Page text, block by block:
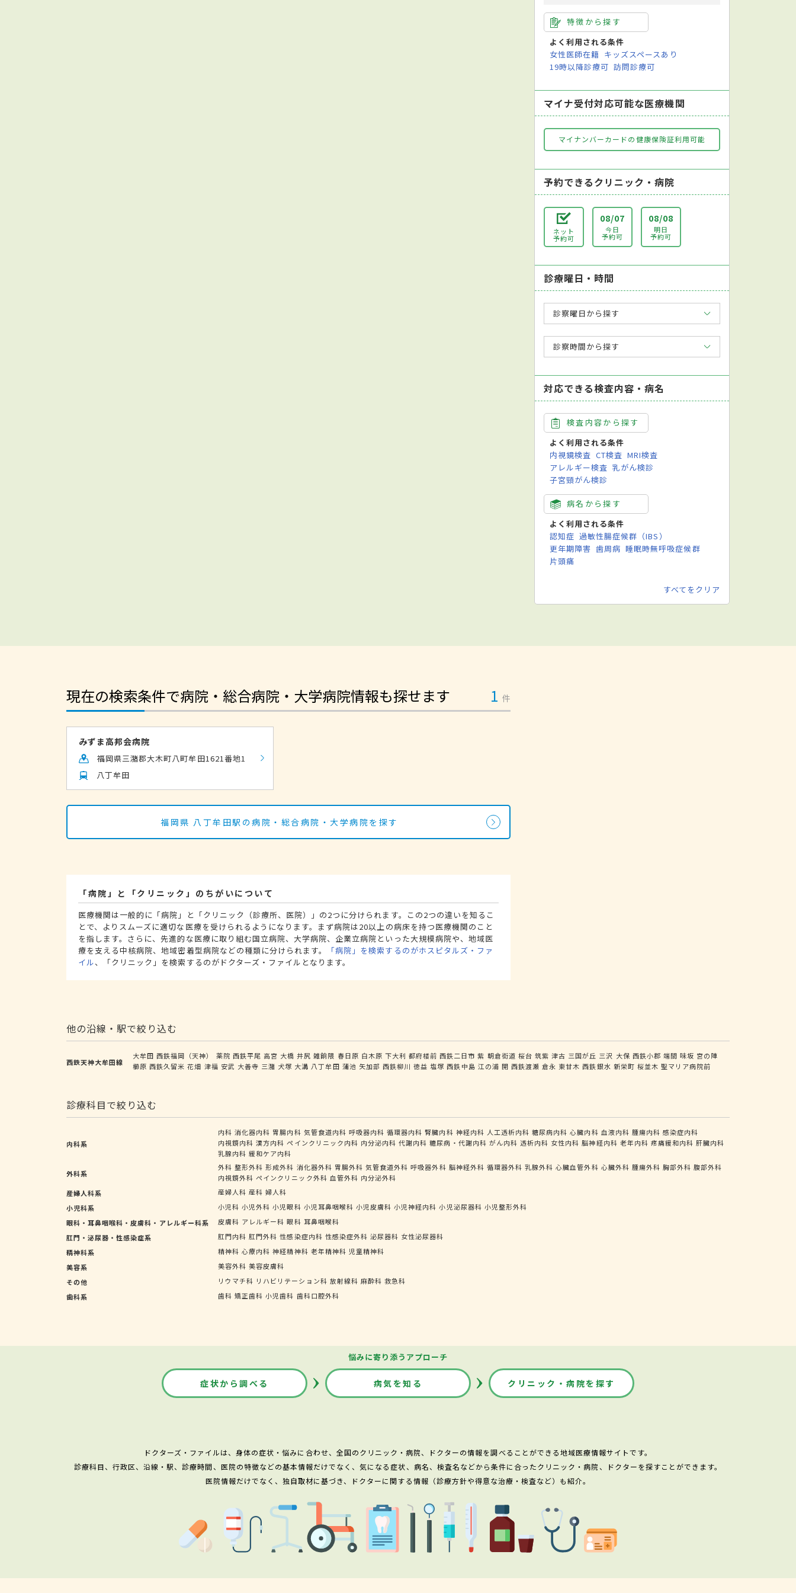
特徴から探す
よく利用される条件
女性医師在籍 キッズスペースあり
19時以降診療可 訪問診療可
マイナ受付対応可能な医療機関
マイナンバーカードの健康保険証利用可能
予約できるクリニック・病院
ネット
予約可
08/07
今日
予約可
08/08
明日
予約可
診療曜日・時間
診察曜日から探す
診察時間から探す
対応できる検査内容・病名
検査内容から探す
よく利用される条件
内視鏡検査 CT検査 MRI検査
アレルギー検査 乳がん検診
子宮頸がん検診
病名から探す
よく利用される条件
認知症 過敏性腸症候群（IBS）
更年期障害 歯周病 睡眠時無呼吸症候群
片頭痛
すべてをクリア
現在の検索条件で病院・総合病院・大学病院情報も探せます 1 件
みずま高邦会病院
福岡県三潴郡大木町八町牟田1621番地1
八丁牟田
福岡県 八丁牟田駅の病院・総合病院・大学病院を探す
「病院」と「クリニック」のちがいについて
医療機関は一般的に「病院」と「クリニック（診療所、医院）」の2つに分けられます。この2つの違いを知るこ
とで、よりスムーズに適切な医療を受けられるようになります。まず病院は20以上の病床を持つ医療機関のこと
を指します。さらに、先進的な医療に取り組む国立病院、大学病院、企業立病院といった大規模病院や、地域医
療を支える中核病院、地域密着型病院などの種類に分けられます。
「病院」を検索するのがホスピタルズ・ファ
イル、「クリニック」を検索するのがドクターズ・ファイルとなります。
他の沿線・駅で絞り込む
西鉄天神大牟田線
大牟田 西鉄福岡（天神） 薬院 西鉄平尾 高宮 大橋 井尻 雑餉隈 春日原 白木原 下大利 都府楼前 西鉄二日市 紫 朝倉街道 桜台 筑紫 津古 三国が丘 三沢 大保 西鉄小郡 端間 味坂 宮の陣
櫛原 西鉄久留米 花畑 津福 安武 大善寺 三潴 犬塚 大溝 八丁牟田 蒲池 矢加部 西鉄柳川 徳益 塩塚 西鉄中島 江の浦 開 西鉄渡瀬 倉永 東甘木 西鉄銀水 新栄町 桜並木 聖マリア病院前
診療科目で絞り込む
内科系
内科 消化器内科 胃腸内科 気管食道内科 呼吸器内科 循環器内科 腎臓内科 神経内科 人工透析内科 糖尿病内科 心臓内科 血液内科 腫瘍内科 感染症内科
内視鏡内科 漢方内科 ペインクリニック内科 内分泌内科 代謝内科 糖尿病・代謝内科 がん内科 透析内科 女性内科 脳神経内科 老年内科 疼痛緩和内科 肝臓内科
乳腺内科 緩和ケア内科
外科系
外科 整形外科 形成外科 消化器外科 胃腸外科 気管食道外科 呼吸器外科 脳神経外科 循環器外科 乳腺外科 心臓血管外科 心臓外科 腫瘍外科 胸部外科 腹部外科
内視鏡外科 ペインクリニック外科 血管外科 内分泌外科
産婦人科系
産婦人科 産科 婦人科
小児科系
小児科 小児外科 小児眼科 小児耳鼻咽喉科 小児皮膚科 小児神経内科 小児泌尿器科 小児整形外科
眼科・耳鼻咽喉科・皮膚科・アレルギー科系
皮膚科 アレルギー科 眼科 耳鼻咽喉科
肛門・泌尿器・性感染症系
肛門内科 肛門外科 性感染症内科 性感染症外科 泌尿器科 女性泌尿器科
精神科系
精神科 心療内科 神経精神科 老年精神科 児童精神科
美容系
美容外科 美容皮膚科
その他
リウマチ科 リハビリテーション科 放射線科 麻酔科 救急科
歯科系
歯科 矯正歯科 小児歯科 歯科口腔外科
悩みに寄り添うアプローチ
症状から調べる 病気を知る クリニック・病院を探す
ドクターズ・ファイルは、身体の症状・悩みに合わせ、全国のクリニック・病院、ドクターの情報を調べることができる地域医療情報サイトです。
診療科目、行政区、沿線・駅、診療時間、医院の特徴などの基本情報だけでなく、気になる症状、病名、検査名などから条件に合ったクリニック・病院、ドクターを探すことができます。
医院情報だけでなく、独自取材に基づき、ドクターに関する情報（診療方針や得意な治療・検査など）も紹介。